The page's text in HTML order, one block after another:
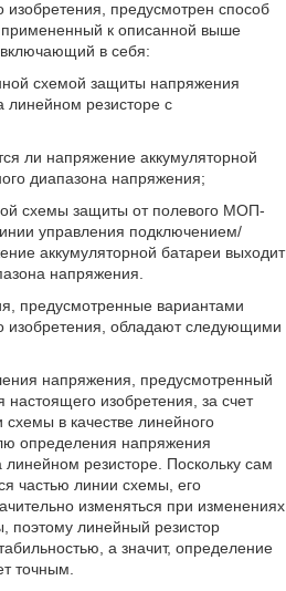
предусмотрен способ
к описанной выше
в себя:
схемой защиты напряжения
линейном резисторе с
ли напряжение аккумуляторной
диапазона напряжения;
схемы защиты от полевого МОП-
управления подключением/
аккумуляторной батареи выходит
напряжения.
предусмотренные вариантами
изобретения, обладают следующими
напряжения, предусмотренный
изобретения, за счет
схемы в качестве линейного
определения напряжения
резисторе. Поскольку сам
частью линии схемы, его
изменяться при изменениях
поэтому линейный резистор
а значит, определение
точным.